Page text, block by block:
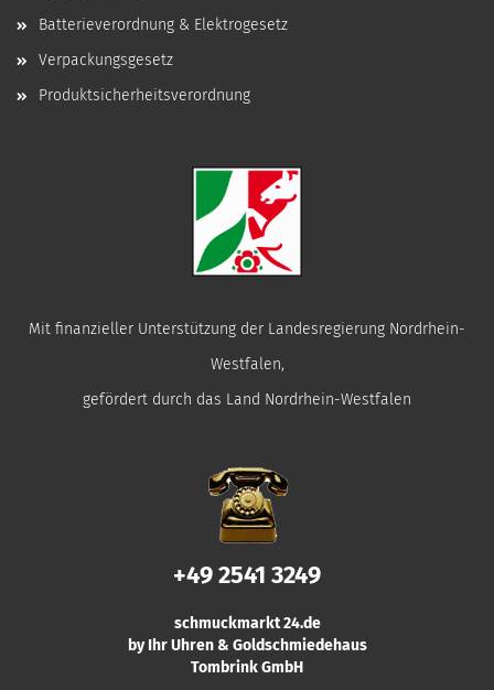
Batterieverordnung & Elektrogesetz
Verpackungsgesetz
Produktsicherheitsverordnung
Mit finanzieller Unterstützung der Landesregierung Nordrhein-
Westfalen,
gefördert durch das Land Nordrhein-Westfalen
+49 2541 3249
schmuckmarkt 24.de
by Ihr Uhren & Goldschmiedehaus
Tombrink GmbH